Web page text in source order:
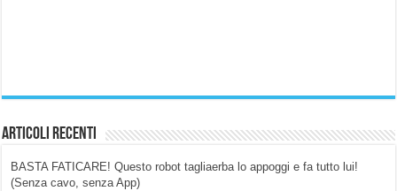
Articoli Recenti
BASTA FATICARE! Questo robot tagliaerba lo appoggi e fa tutto lui!
(Senza cavo, senza App)